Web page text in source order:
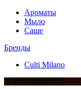
Ароматы
Мыло
Саше
Бренды
Culti Milano